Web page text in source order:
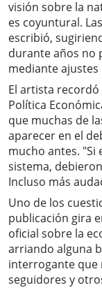
visión sobre la
es coyuntural.
escribió,
durante años no
mediante
El artista
Política
que muchas de
aparecer en el
mucho antes. "Si
sistema,
Incluso más
Uno de los
publicación gira
oficial sobre la
arriando alguna
interrogante que
seguidores y